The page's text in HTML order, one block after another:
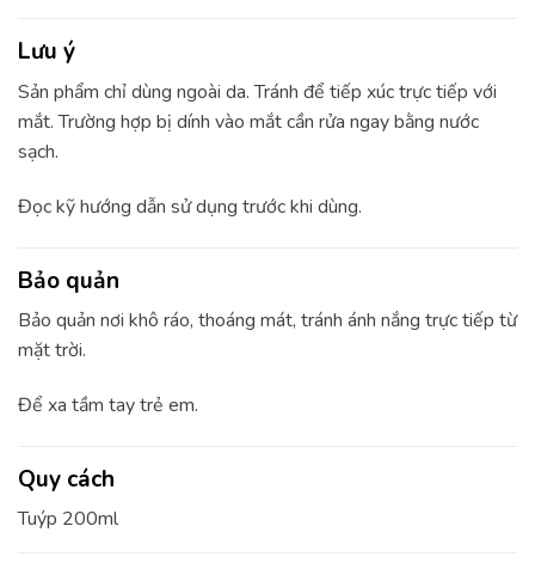
Lưu ý
Sản phẩm chỉ dùng ngoài da. Tránh để tiếp xúc trực tiếp với
mắt. Trường hợp bị dính vào mắt cần rửa ngay bằng nước
sạch.
Đọc kỹ hướng dẫn sử dụng trước khi dùng.
Bảo quản
Bảo quản nơi khô ráo, thoáng mát, tránh ánh nắng trực tiếp từ
mặt trời.
Để xa tầm tay trẻ em.
Quy cách
Tuýp 200ml